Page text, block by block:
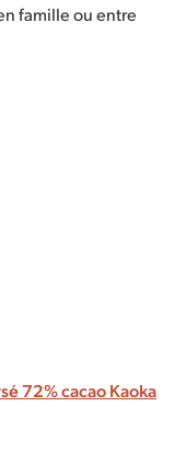
famille ou entre
72% cacao Kaoka